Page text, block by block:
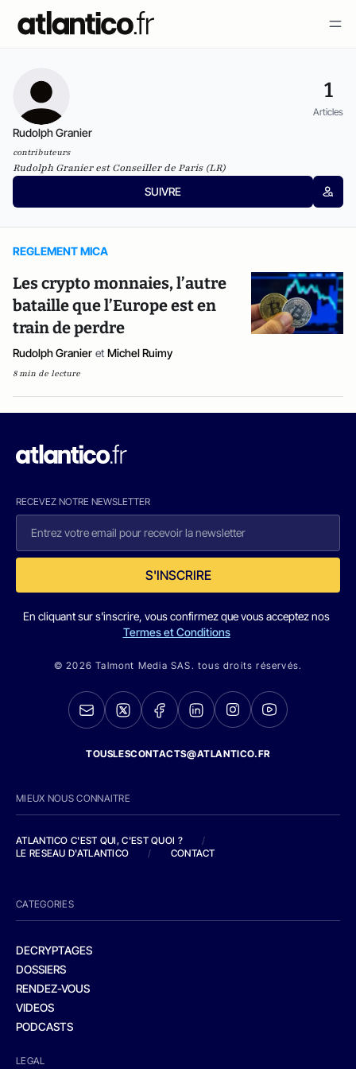
1
Articles
Rudolph Granier
contributeurs
Rudolph Granier est Conseiller de Paris (LR)
SUIVRE
REGLEMENT MICA
Les crypto monnaies, l’autre
bataille que l’Europe est en
train de perdre
Rudolph Granier et Michel Ruimy
8 min de lecture
RECEVEZ NOTRE NEWSLETTER
S'INSCRIRE
En cliquant sur s'inscrire, vous confirmez que vous acceptez nos
Termes et Conditions
© 2026 Talmont Media SAS. tous droits réservés.
TOUSLESCONTACTS@ATLANTICO.FR
MIEUX NOUS CONNAITRE
ATLANTICO C'EST QUI, C'EST QUOI ?
/
LE RESEAU D'ATLANTICO
/ CONTACT
CATEGORIES
DECRYPTAGES
DOSSIERS
RENDEZ-VOUS
VIDEOS
PODCASTS
LEGAL